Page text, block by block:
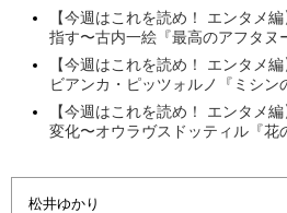
【今週はこれを読め！ エンタメ
指す〜古内一絵『最高のアフタヌ
【今週はこれを読め！ エンタメ
ビアンカ・ピッツォルノ『ミシン
【今週はこれを読め！ エンタメ
変化〜オウラヴスドッティル『花
松井ゆかり